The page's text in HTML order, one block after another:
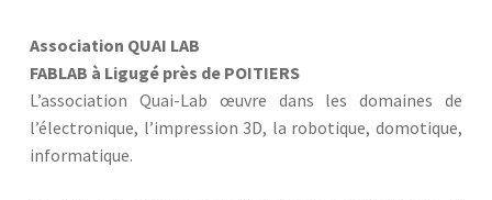
Association QUAI LAB
FABLAB à Ligugé près de POITIERS
L’association Quai-Lab œuvre dans les domaines de
l’électronique, l’impression 3D, la robotique, domotique,
informatique.